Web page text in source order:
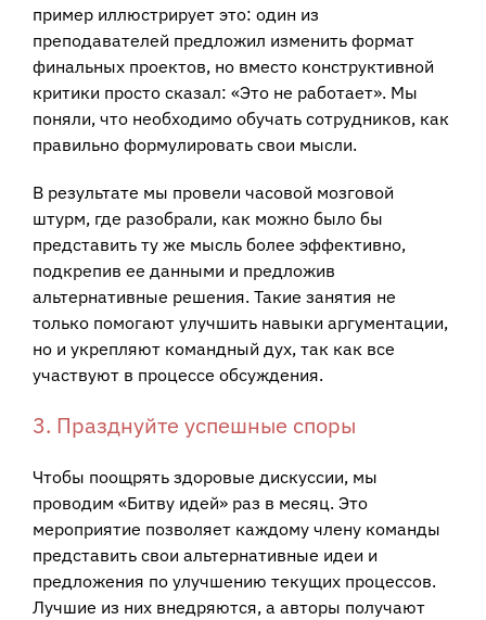
пример иллюстрирует это: один из
преподавателей предложил изменить формат
финальных проектов, но вместо конструктивной
критики просто сказал: «Это не работает». Мы
поняли, что необходимо обучать сотрудников, как
правильно формулировать свои мысли.
В результате мы провели часовой мозговой
штурм, где разобрали, как можно было бы
представить ту же мысль более эффективно,
подкрепив ее данными и предложив
альтернативные решения. Такие занятия не
только помогают улучшить навыки аргументации,
но и укрепляют командный дух, так как все
участвуют в процессе обсуждения.
3. Празднуйте успешные споры
Чтобы поощрять здоровые дискуссии, мы
проводим «Битву идей» раз в месяц. Это
мероприятие позволяет каждому члену команды
представить свои альтернативные идеи и
предложения по улучшению текущих процессов.
Лучшие из них внедряются, а авторы получают